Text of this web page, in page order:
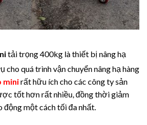
tải trọng 400kg là thiết bị nâng hạ
cho quá trình vận chuyển nâng hạ hàng
minirất hữu ích cho các công ty sản
tốt hơn rất nhiều, đồng thời giảm
một cách tối đa nhất.